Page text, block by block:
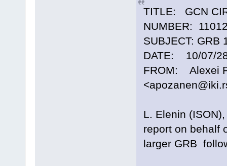
TITLE: GCN
NUMBER:
SUBJECT: GRB
DATE: 10/07/
FROM: Alexei
L. Elenin
report on behalf
larger GRB